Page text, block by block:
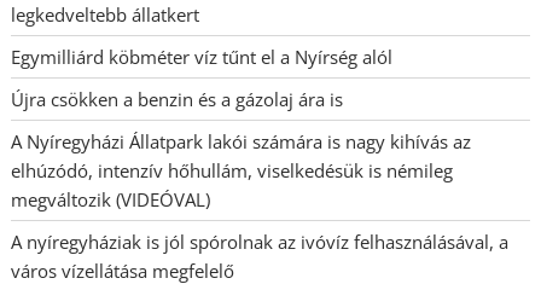
legkedveltebb állatkert
Egymilliárd köbméter víz tűnt el a Nyírség alól
Újra csökken a benzin és a gázolaj ára is
A Nyíregyházi Állatpark lakói számára is nagy kihívás az
elhúzódó, intenzív hőhullám, viselkedésük is némileg
megváltozik (VIDEÓVAL)
A nyíregyháziak is jól spórolnak az ivóvíz felhasználásával, a
város vízellátása megfelelő